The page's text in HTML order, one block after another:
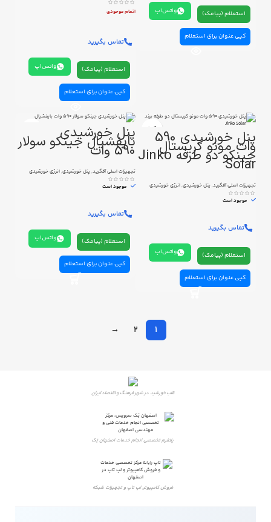
استعلام (پیامک) واتس‌اپ
کپی عنوان برای استعلام
اتمام موحودی
تماس بگیرید
استعلام (پیامک) واتس‌اپ
کپی عنوان برای استعلام
پنل خورشیدی 590
وات مونو کریستالجینکو دو طرفه Jinko Solar
تجهیزات اصلی آفگرید,پنل خورشیدی,انرژی خورشیدی
موجود است
تماس بگیرید
استعلام (پیامک) واتس‌اپ
کپی عنوان برای استعلام
پنل خورشیدی
بایفشیال جینکو سولار
590 وات
تجهیزات اصلی آفگرید,پنل خورشیدی,انرژی خورشیدی
موجود است
تماس بگیرید
استعلام (پیامک) واتس‌اپ
کپی عنوان برای استعلام
1
2
→
قلب خورشید در شهر فرهنگ و اقتصاد ایران
پلتفرم تخصصی انجام خدمات اصفهان تِک
فروش کامپیوتر، لپ تاپ و تجهیزات شبکه